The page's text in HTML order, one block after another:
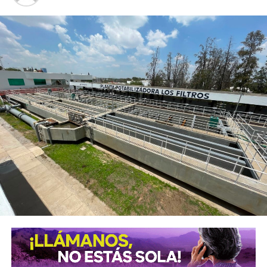
buscan fortalecer sus conocimientos, con talleres de
capacitación en áreas como belleza, costura, bisutería,
carpintería, herrería, electricidad, computación, danza y
actividades deportivas, que les permitan incorporarse al
mercado laboral, emprender un negocio propio o
perfeccionar conocimientos que ya poseen.
El alcalde señaló que el objetivo es que los soledenses
encuentren en esteCentroun lugar donde puedan
prepararse, perfeccionar sus habilidades y abrir nuevas
oportunidades para salir adelante. “Aquí generamos áreas
de oportunidad para que la gente pueda aprender un oficio,
conseguir un empleo o iniciar su propio negocio, en un
espacio digno, moderno y equipado con herramientas,
maquinaria y tecnología de primer nivel, con áreas amplias
diseñadas específicamente para cada actividad, donde